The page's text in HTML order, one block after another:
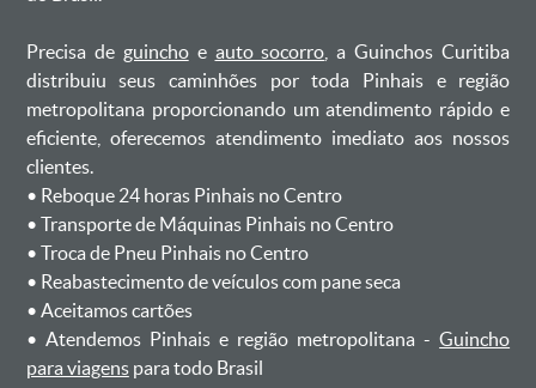
Precisa de guinchoe auto socorro , a Guinchos Curitiba
distribuiu seus caminhões por toda Pinhais e região
metropolitana proporcionando um atendimento rápido e
eficiente, oferecemos atendimento imediato aos nossos
clientes.
ㅤㅤ• Reboque 24 horas Pinhais no Centro
ㅤㅤ• Transporte de Máquinas Pinhais no Centro
ㅤㅤ• Troca de Pneu Pinhais no Centro
ㅤㅤ• Reabastecimento de veículos com pane seca
ㅤㅤ• Aceitamos cartões
ㅤㅤ• Atendemos Pinhais e região metropolitana -Guincho
para viagenspara todo Brasil